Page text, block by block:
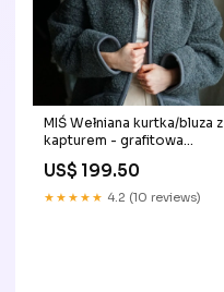
MIŚ Wełniana kurtka/bluza z
kapturem - grafitowa
Rozmiar:S/M
US$ 199.50
★★★★★ 4.2 (10 reviews)